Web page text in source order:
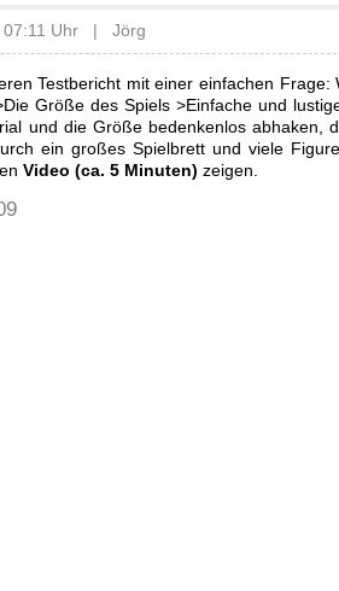
07:11 Uhr | Jörg
Testbericht mit einer einfachen
Größe des Spiels >Einfache und
und die Größe bedenkenlos
ein großes Spielbrett und viele
Video (ca. 5 Minuten) zeigen.